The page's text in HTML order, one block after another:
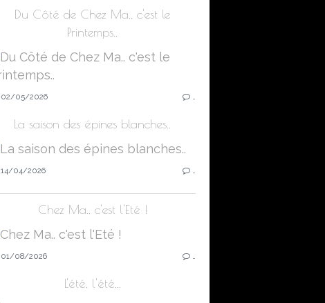
Du Côté de Chez Ma.. c'est le
Printemps..
02/05/2026
La saison des épines blanches..
14/04/2026
Chez Ma.. c'est l'Eté !
01/08/2026
L'été, l'été...